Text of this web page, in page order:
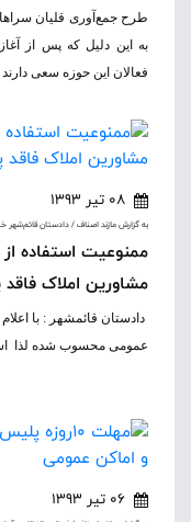
طرح جمع‌آوری قلیان سراها
به این دلیل که پس از
فعالان این حوزه سعی
08 تیر 1393
به گزارش مازند اصناف / دادستان قائم‌شهر
ممنوعیت استفاده
مشاورین املاک
دادستان قائمشهر : با
عمومی محسوب شده لذا
06 تیر 1393